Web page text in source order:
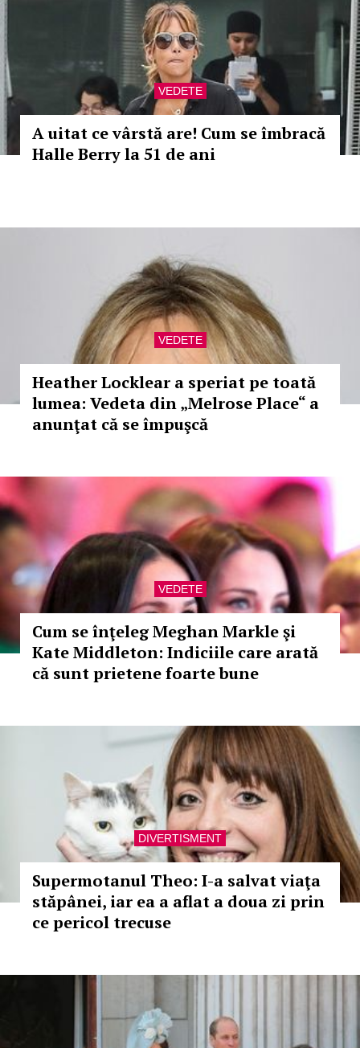
VEDETE
A uitat ce vârstă are! Cum se îmbracă
Halle Berry la 51 de ani
VEDETE
Heather Locklear a speriat pe toată
lumea: Vedeta din „Melrose Place“ a
anunţat că se împuşcă
VEDETE
Cum se înţeleg Meghan Markle şi
Kate Middleton: Indiciile care arată
că sunt prietene foarte bune
DIVERTISMENT
Supermotanul Theo: I-a salvat viaţa
stăpânei, iar ea a aflat a doua zi prin
ce pericol trecuse